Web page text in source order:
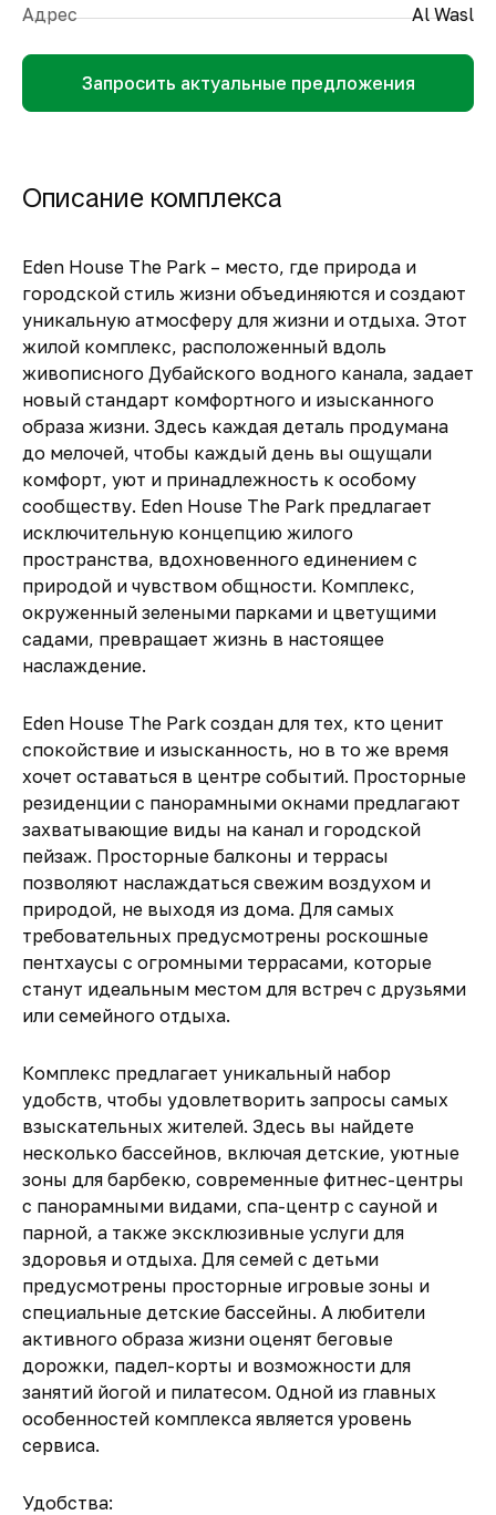
Адрес Al Wasl
Запросить актуальные предложения
Описание комплекса
Eden House The Park – место, где природа и
городской стиль жизни объединяются и создают
уникальную атмосферу для жизни и отдыха. Этот
жилой комплекс, расположенный вдоль
живописного Дубайского водного канала, задает
новый стандарт комфортного и изысканного
образа жизни. Здесь каждая деталь продумана
до мелочей, чтобы каждый день вы ощущали
комфорт, уют и принадлежность к особому
сообществу. Eden House The Park предлагает
исключительную концепцию жилого
пространства, вдохновенного единением с
природой и чувством общности. Комплекс,
окруженный зелеными парками и цветущими
садами, превращает жизнь в настоящее
наслаждение.
Eden House The Park создан для тех, кто ценит
спокойствие и изысканность, но в то же время
хочет оставаться в центре событий. Просторные
резиденции с панорамными окнами предлагают
захватывающие виды на канал и городской
пейзаж. Просторные балконы и террасы
позволяют наслаждаться свежим воздухом и
природой, не выходя из дома. Для самых
требовательных предусмотрены роскошные
пентхаусы с огромными террасами, которые
станут идеальным местом для встреч с друзьями
или семейного отдыха.
Комплекс предлагает уникальный набор
удобств, чтобы удовлетворить запросы самых
взыскательных жителей. Здесь вы найдете
несколько бассейнов, включая детские, уютные
зоны для барбекю, современные фитнес-центры
с панорамными видами, спа-центр с сауной и
парной, а также эксклюзивные услуги для
здоровья и отдыха. Для семей с детьми
предусмотрены просторные игровые зоны и
специальные детские бассейны. А любители
активного образа жизни оценят беговые
дорожки, падел-корты и возможности для
занятий йогой и пилатесом. Одной из главных
особенностей комплекса является уровень
сервиса.
Удобства: